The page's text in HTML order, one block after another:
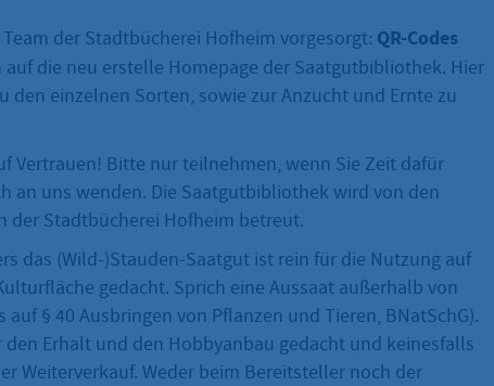
der Stadtbücherei Hofheim vorgesorgt: QR-Codes
die neu erstelle Homepage der Saatgutbibliothek. Hier
den einzelnen Sorten, sowie zur Anzucht und Ernte zu
Vertrauen! Bitte nur teilnehmen, wenn Sie Zeit dafür
an uns wenden. Die Saatgutbibliothek wird von den
der Stadtbücherei Hofheim betreut.
das (Wild-)Stauden-Saatgut ist rein für die Nutzung auf
gedacht. Sprich eine Aussaat außerhalb von
§ 40 Ausbringen von Pflanzen und Tieren, BNatSchG).
Erhalt und den Hobbyanbau gedacht und keinesfalls
Weiterverkauf. Weder beim Bereitsteller noch der